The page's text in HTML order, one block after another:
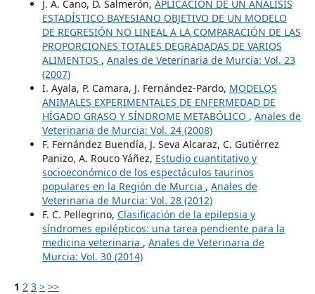
J. A. Cano, D. Salmerón, APLICACIÓN DE UN ANÁLISIS
ESTADÍSTICO BAYESIANO OBJETIVO DE UN MODELO
DE REGRESIÓN NO LINEAL A LA COMPARACIÓN DE LAS
PROPORCIONES TOTALES DEGRADADAS DE VARIOS
ALIMENTOS , Anales de Veterinaria de Murcia: Vol. 23
(2007)
I. Ayala, P. Camara, J. Fernández-Pardo, MODELOS
ANIMALES EXPERIMENTALES DE ENFERMEDAD DE
HÍGADO GRASO Y SÍNDROME METABÓLICO , Anales de
Veterinaria de Murcia: Vol. 24 (2008)
F. Fernández Buendía, J. Seva Alcaraz, C. Gutiérrez
Panizo, A. Rouco Yáñez, Estudio cuantitativo y
socioeconómico de los espectáculos taurinos
populares en la Región de Murcia , Anales de
Veterinaria de Murcia: Vol. 28 (2012)
F. C. Pellegrino, Clasificación de la epilepsia y
síndromes epilépticos: una tarea pendiente para la
medicina veterinaria , Anales de Veterinaria de
Murcia: Vol. 30 (2014)
1 2 3 > >>